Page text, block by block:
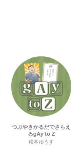
つぶやきかるだでさらえ
るgAy to Z
松本ゆうす